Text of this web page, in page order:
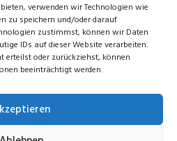
verwenden wir Technologien wie
zu speichern und/oder darauf
zustimmst, können wir Daten
IDs auf dieser Website verarbeiten.
erteilst oder zurückziehst, können
beeinträchtigt werden.
All rights reserved